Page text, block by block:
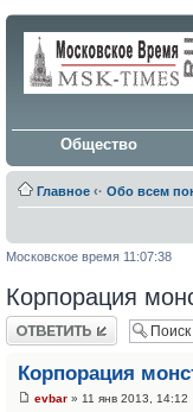
Общество
Главное ‹· Обо всем
Московское время 11:07:38
Корпорация
Ответить
Корпорация
evbar » 11 янв 2013, 14:12